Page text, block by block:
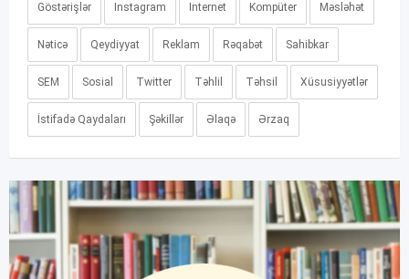
Göstərişlər Instagram Internet Kompüter Məsləhət
Nəticə Qeydiyyat Reklam Rəqabət Sahibkar
SEM Sosial Twitter Təhlil Təhsil Xüsusiyyətlər
İstifadə Qaydaları Şəkillər Əlaqə Ərzaq